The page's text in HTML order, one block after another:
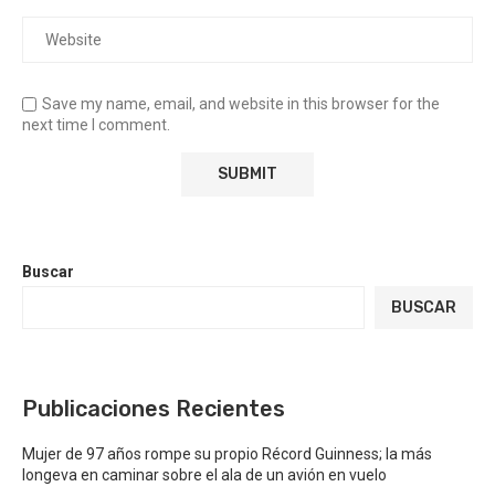
Save my name, email, and website in this browser for the
next time I comment.
Buscar
BUSCAR
Publicaciones Recientes
Mujer de 97 años rompe su propio Récord Guinness; la más
longeva en caminar sobre el ala de un avión en vuelo